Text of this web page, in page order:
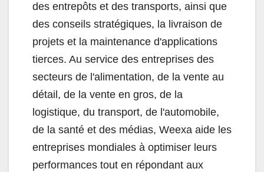
des entrepôts et des transports, ainsi que
des conseils stratégiques, la livraison de
projets et la maintenance d'applications
tierces. Au service des entreprises des
secteurs de l'alimentation, de la vente au
détail, de la vente en gros, de la
logistique, du transport, de l'automobile,
de la santé et des médias, Weexa aide les
entreprises mondiales à optimiser leurs
performances tout en répondant aux